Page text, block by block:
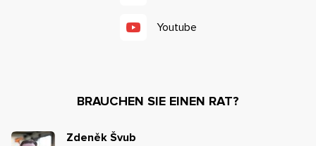
Youtube
BRAUCHEN SIE EINEN RAT?
Zdeněk Švub